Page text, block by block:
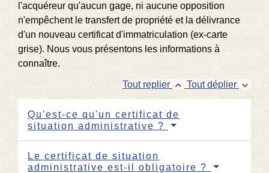
l'acquéreur qu'aucun gage, ni aucune opposition
n'empêchent le transfert de propriété et la délivrance
d'un nouveau certificat d'immatriculation (ex-carte
grise). Nous vous présentons les informations à
connaître.
Tout replier keyboard_arrow_up Tout déplier keyboard_arrow_down
Qu'est-ce qu'un certificat de
situation administrative ?
Le certificat de situation
administrative est-il obligatoire ?